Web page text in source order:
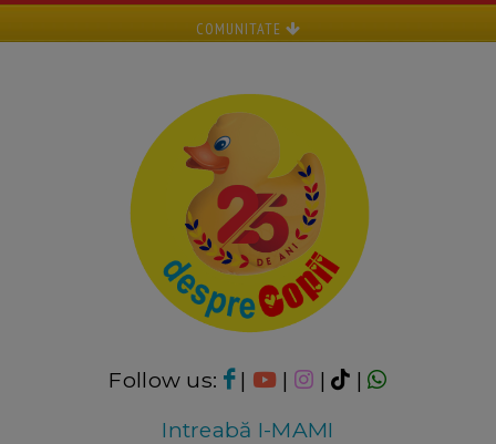
COMUNITATE
Follow us: | | |
|
Intreabă I-MAMI